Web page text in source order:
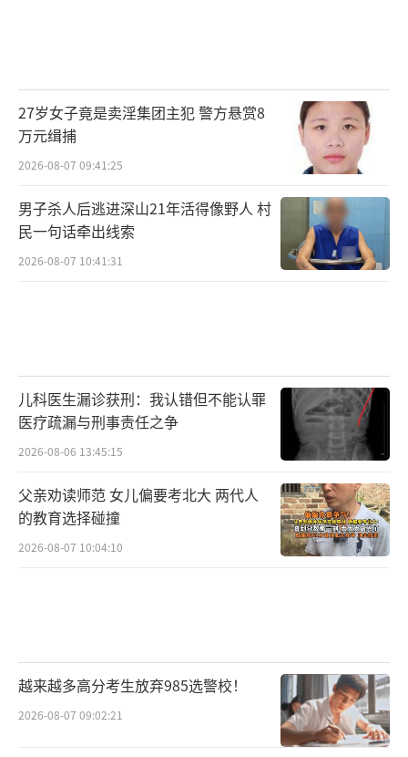
27岁女子竟是卖淫集团主犯 警方悬赏8
万元缉捕
2026-08-07 09:41:25
男子杀人后逃进深山21年活得像野人 村
民一句话牵出线索
2026-08-07 10:41:31
儿科医生漏诊获刑：我认错但不能认罪
医疗疏漏与刑事责任之争
2026-08-06 13:45:15
父亲劝读师范 女儿偏要考北大 两代人
的教育选择碰撞
2026-08-07 10:04:10
越来越多高分考生放弃985选警校！
2026-08-07 09:02:21